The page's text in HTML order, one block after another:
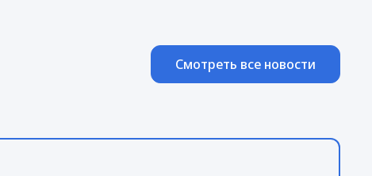
Смотреть все новости